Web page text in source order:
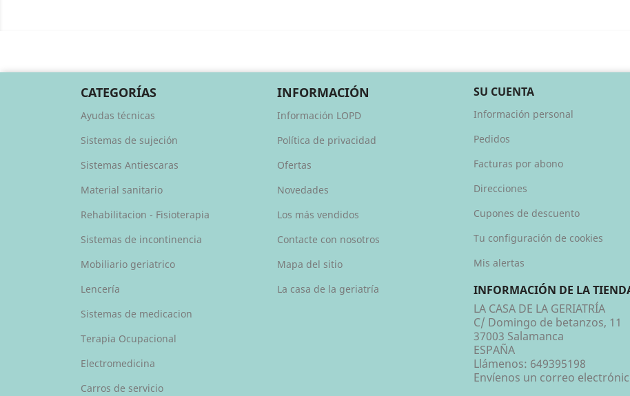
CATEGORÍAS
Ayudas técnicas
Sistemas de sujeción
Sistemas Antiescaras
Material sanitario
Rehabilitacion - Fisioterapia
Sistemas de incontinencia
Mobiliario geriatrico
Lencería
Sistemas de medicacion
Terapia Ocupacional
Electromedicina
Carros de servicio
INFORMACIÓN
Información LOPD
Política de privacidad
Ofertas
Novedades
Los más vendidos
Contacte con nosotros
Mapa del sitio
La casa de la geriatría
SU CUENTA
Información personal
Pedidos
Facturas por abono
Direcciones
Cupones de descuento
Tu configuración de cookies
Mis alertas
INFORMACIÓN DE LA
LA CASA DE LA GERIATRÍA
C/ Domingo de betanzos, 11
37003 Salamanca
ESPAÑA
Llámenos: 649395198
Envíenos un correo